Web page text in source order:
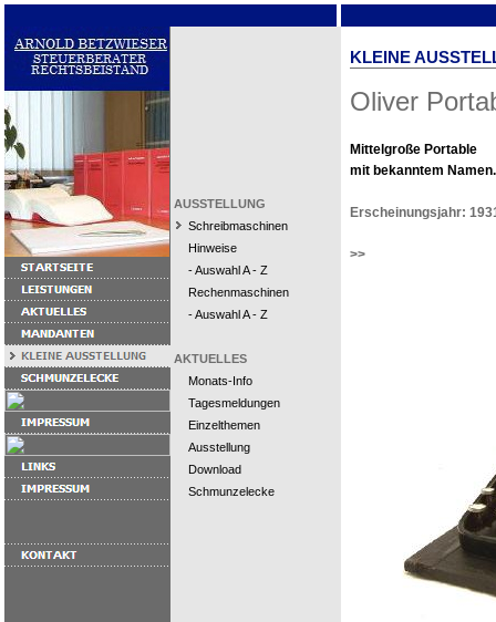
AUSSTELLUNG
Schreibmaschinen
Hinweise
- Auswahl A - Z
Rechenmaschinen
- Auswahl A - Z
AKTUELLES
Monats-Info
Tagesmeldungen
Einzelthemen
Ausstellung
Download
Schmunzelecke
KLEINE
Oliver
Mittelgroße Portable
mit bekanntem Namen.
Erscheinungsjahr:
>>